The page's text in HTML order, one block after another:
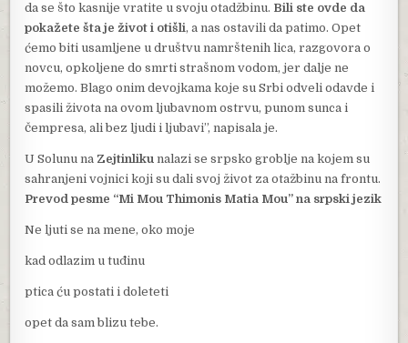
da se što kasnije vratite u svoju otadžbinu. Bili ste ovde da
pokažete šta je život i otišli, a nas ostavili da patimo. Opet
ćemo biti usamljene u društvu namrštenih lica, razgovora o
novcu, opkoljene do smrti strašnom vodom, jer dalje ne
možemo. Blago onim devojkama koje su Srbi odveli odavde i
spasili života na ovom ljubavnom ostrvu, punom sunca i
čempresa, ali bez ljudi i ljubavi”, napisala je.
U Solunu na Zejtinliku nalazi se srpsko groblje na kojem su
sahranjeni vojnici koji su dali svoj život za otažbinu na frontu.
Prevod pesme “Mi Mou Thimonis Matia Mou” na srpski jezik
Ne ljuti se na mene, oko moje
kad odlazim u tuđinu
ptica ću postati i doleteti
opet da sam blizu tebe.